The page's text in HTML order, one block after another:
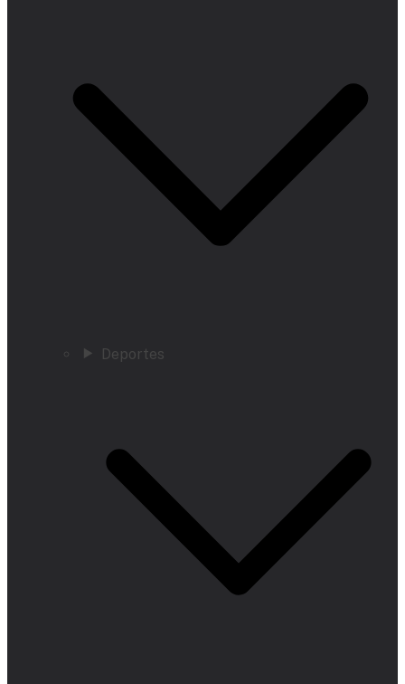
Deportes